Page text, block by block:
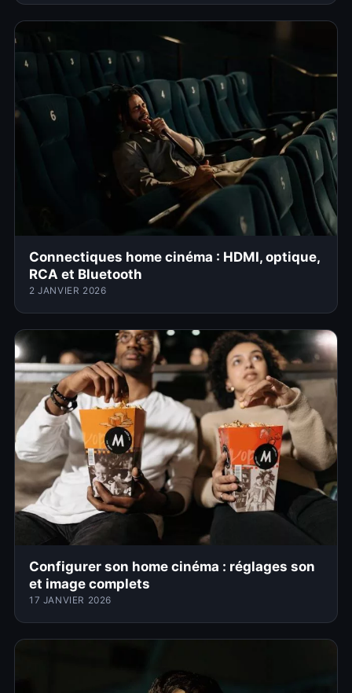
Connectiques home cinéma : HDMI, optique,
RCA et Bluetooth
2 JANVIER 2026
Configurer son home cinéma : réglages son
et image complets
17 JANVIER 2026